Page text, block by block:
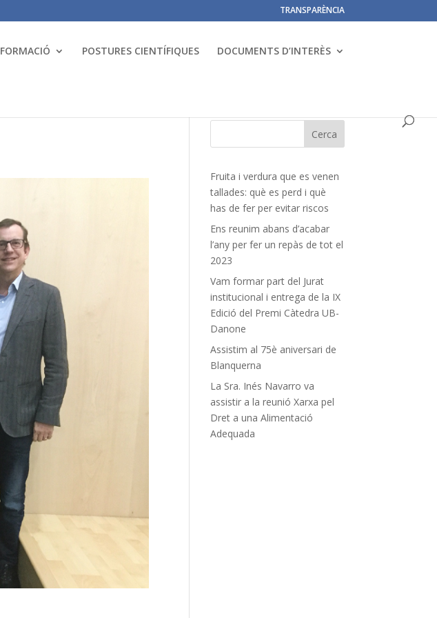
TRANSPARÈNCIA
FORMACIÓ POSTURES CIENTÍFIQUES DOCUMENTS D’INTERÈS
Fruita i verdura que es venen
tallades: què es perd i què
has de fer per evitar riscos
Ens reunim abans d’acabar
l’any per fer un repàs de tot el
2023
Vam formar part del Jurat
institucional i entrega de la IX
Edició del Premi Càtedra UB-
Danone
Assistim al 75è aniversari de
Blanquerna
La Sra. Inés Navarro va
assistir a la reunió Xarxa pel
Dret a una Alimentació
Adequada